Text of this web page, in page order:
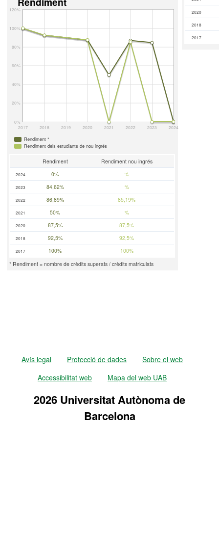
2020
2018
2017
2017 2018 2019 2020 2021 2022 2023 2024
0%
20%
40%
60%
80%
100%
120%
Rendiment *
Rendiment dels estudiants de nou ingrés
Rendiment Rendiment nou ingrés
2024 0% %
2023 84,62% %
2022 86,89% 85,19%
2021 50% %
2020 87,5% 87,5%
2018 92,5% 92,5%
2017 100%
100%
* Rendiment = nombre de crèdits superats / crèdits matriculats
Avís legal Protecció de dades
Sobre el web
Accessibilitat web
Mapa del web UAB
2026 Universitat Autònoma de
Barcelona